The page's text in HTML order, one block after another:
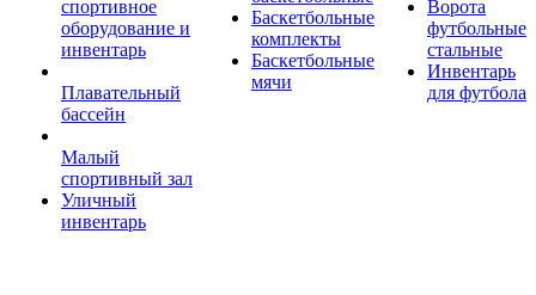
спортивное
оборудование и
инвентарь
Плавательный
бассейн
Малый
спортивный зал
Уличный
инвентарь
Баскетбольные
комплекты
Баскетбольные
мячи
Ворота
футбольные
стальные
Инвентарь
для футбола